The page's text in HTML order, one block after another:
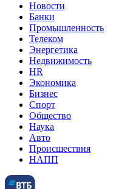
Новости
Банки
Промышленность
Телеком
Энергетика
Недвижимость
HR
Экономика
Бизнес
Спорт
Общество
Наука
Авто
Происшествия
НАПП